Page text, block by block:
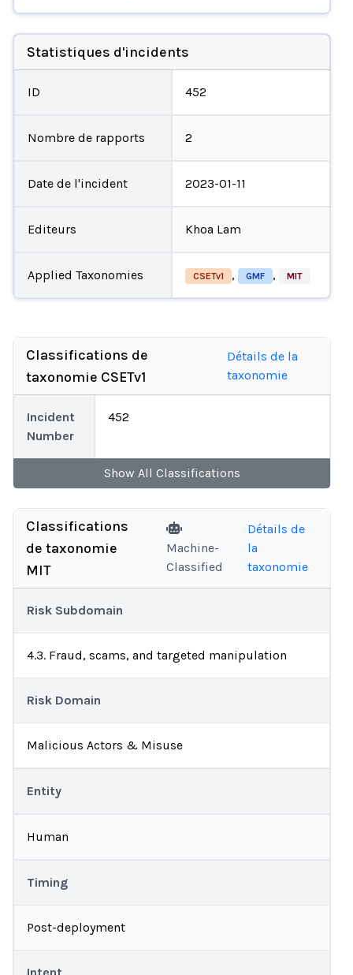
Statistiques d'incidents
ID 452
Nombre de rapports 2
Date de l'incident 2023-01-11
Editeurs Khoa Lam
Applied Taxonomies CSETv1 , GMF , MIT
Classifications de
taxonomie CSETv1
Détails de la
taxonomie
Incident
Number
452
Show All Classifications
Classifications
de taxonomie
MIT
Machine-
Classified
Détails de
la
taxonomie
Risk Subdomain
4.3. Fraud, scams, and targeted manipulation
Risk Domain
Malicious Actors & Misuse
Entity
Human
Timing
Post-deployment